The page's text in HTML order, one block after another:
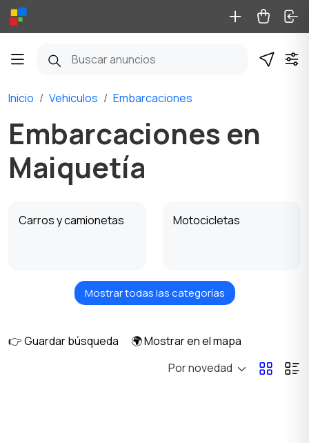
Inicio Vehiculos Embarcaciones
Embarcaciones en
Maiquetía
Carros y camionetas Motocicletas
Maquinaria pesada Autobuses y camiones
Mostrar todas las categorías
👉 Guardar búsqueda
🌍 Mostrar en el mapa
Por novedad